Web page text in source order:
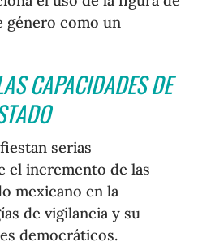
género como un
CAPACIDADES DE
serias
el incremento de las
mexicano en la
de vigilancia y su
democráticos.